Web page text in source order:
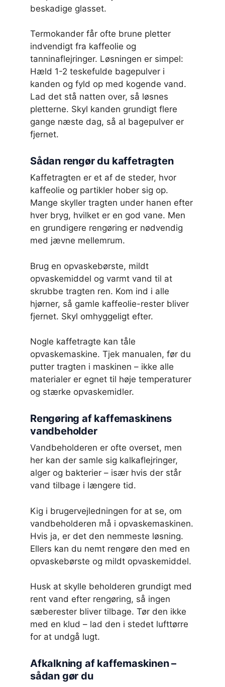
beskadige glasset.
Termokander får ofte brune pletter
indvendigt fra kaffeolie og
tanninaflejringer. Løsningen er simpel:
Hæld 1-2 teskefulde bagepulver i
kanden og fyld op med kogende vand.
Lad det stå natten over, så løsnes
pletterne. Skyl kanden grundigt flere
gange næste dag, så al bagepulver er
fjernet.
Sådan rengør du kaffetragten
Kaffetragten er et af de steder, hvor
kaffeolie og partikler hober sig op.
Mange skyller tragten under hanen efter
hver bryg, hvilket er en god vane. Men
en grundigere rengøring er nødvendig
med jævne mellemrum.
Brug en opvaskebørste, mildt
opvaskemiddel og varmt vand til at
skrubbe tragten ren. Kom ind i alle
hjørner, så gamle kaffeolie-rester bliver
fjernet. Skyl omhyggeligt efter.
Nogle kaffetragte kan tåle
opvaskemaskine. Tjek manualen, før du
putter tragten i maskinen – ikke alle
materialer er egnet til høje temperaturer
og stærke opvaskemidler.
Rengøring af kaffemaskinens
vandbeholder
Vandbeholderen er ofte overset, men
her kan der samle sig kalkaflejringer,
alger og bakterier – især hvis der står
vand tilbage i længere tid.
Kig i brugervejledningen for at se, om
vandbeholderen må i opvaskemaskinen.
Hvis ja, er det den nemmeste løsning.
Ellers kan du nemt rengøre den med en
opvaskebørste og mildt opvaskemiddel.
Husk at skylle beholderen grundigt med
rent vand efter rengøring, så ingen
sæberester bliver tilbage. Tør den ikke
med en klud – lad den i stedet lufttørre
for at undgå lugt.
Afkalkning af kaffemaskinen –
sådan gør du